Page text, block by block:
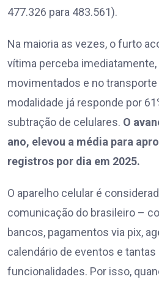
477.326 para 483.561).
Na maioria as vezes, o furto
vítima perceba
movimentados e no transporte
modalidade já responde por
subtração de celulares. O
ano, elevou a média para
registros por dia em 2025.
O aparelho celular é
comunicação do brasileiro –
bancos, pagamentos via pix,
calendário de eventos e
funcionalidades. Por isso,